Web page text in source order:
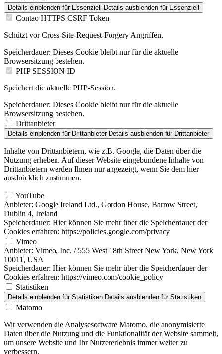
Details einblenden für Essenziell Details ausblenden für Essenziell
Contao HTTPS CSRF Token
Schützt vor Cross-Site-Request-Forgery Angriffen.
Speicherdauer: Dieses Cookie bleibt nur für die aktuelle
Browsersitzung bestehen.
PHP SESSION ID
Speichert die aktuelle PHP-Session.
Speicherdauer: Dieses Cookie bleibt nur für die aktuelle
Browsersitzung bestehen.
Drittanbieter
Details einblenden für Drittanbieter Details ausblenden für Drittanbieter
Inhalte von Drittanbietern, wie z.B. Google, die Daten über die
Nutzung erheben. Auf dieser Website eingebundene Inhalte von
Drittanbietern werden Ihnen nur angezeigt, wenn Sie dem hier
ausdrücklich zustimmen.
YouTube
Anbieter: Google Ireland Ltd., Gordon House, Barrow Street,
Dublin 4, Ireland
Speicherdauer: Hier können Sie mehr über die Speicherdauer der
Cookies erfahren: https://policies.google.com/privacy
Vimeo
Anbieter: Vimeo, Inc. / 555 West 18th Street New York, New York
10011, USA
Speicherdauer: Hier können Sie mehr über die Speicherdauer der
Cookies erfahren: https://vimeo.com/cookie_policy
Statistiken
Details einblenden für Statistiken Details ausblenden für Statistiken
Matomo
Wir verwenden die Analysesoftware Matomo, die anonymisierte
Daten über die Nutzung und die Funktionalität der Website sammelt,
um unsere Website und Ihr Nutzererlebnis immer weiter zu
verbessern.